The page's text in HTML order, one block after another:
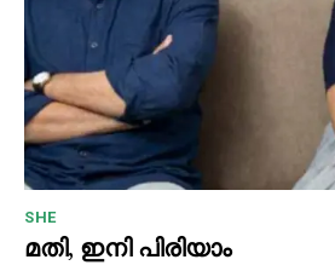
SHE
മതി, ഇനി പിരിയാം